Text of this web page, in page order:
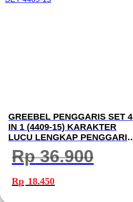
GREEBEL PENGGARIS SET 4
IN 1 (4409-15) KARAKTER
LUCU LENGKAP PENGGARIS
20CM SEGITIGA BUSUR
DERAJAT RULER SET 4409-15
Rp36.900
Harga
aslinya
adalah:
Rp 18.450ini